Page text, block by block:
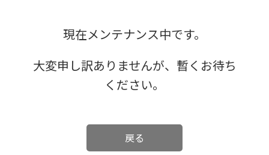
現在メンテナンス中です。
大変申し訳ありませんが、暫くお待ち
ください。
戻る